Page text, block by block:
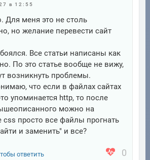
в 12:55
Для меня это не столь
но желание перевести сайт
Все статьи написаны как
По это статье вообще не вижу,
возникнуть проблемы.
что если в файлах сайтах
упоминается http, то после
можно на
css просто все файлы прогнать
и заменить" и все?
0
ответить